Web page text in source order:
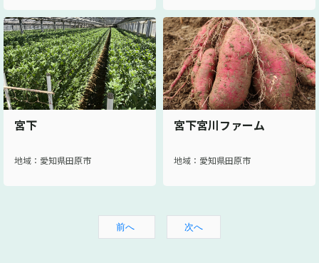
宮下
地域：愛知県田原市
宮下宮川ファーム
地域：愛知県田原市
前へ 次へ